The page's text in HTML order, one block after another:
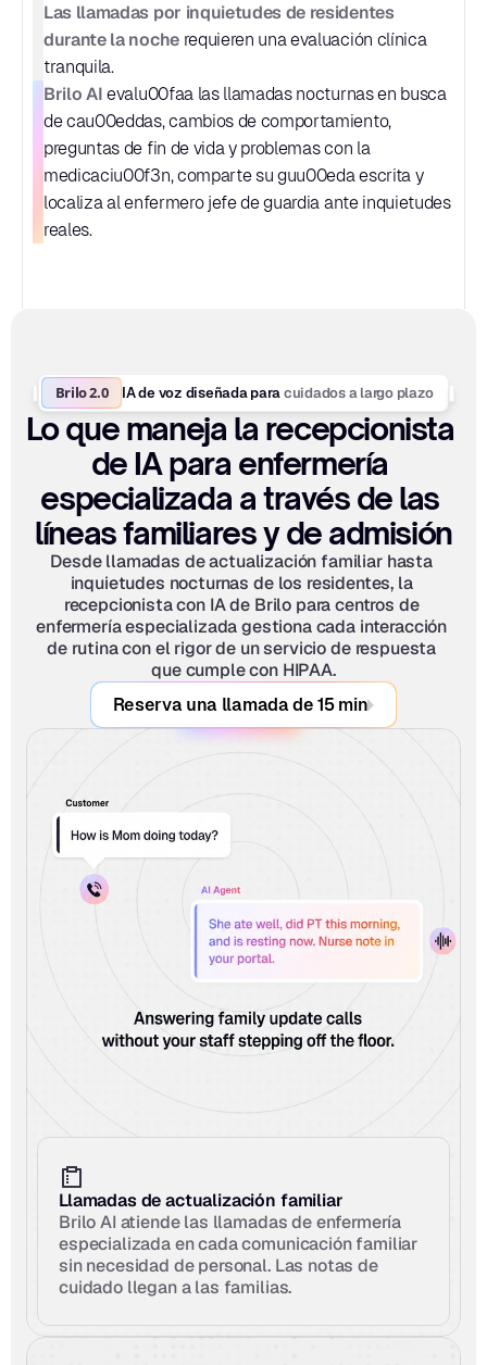
Las llamadas por inquietudes de residentes
durante la noche requieren una evaluación clínica
tranquila.
Brilo AI evalu00faa las llamadas nocturnas en busca
de cau00eddas, cambios de comportamiento,
preguntas de fin de vida y problemas con la
medicaciu00f3n, comparte su guu00eda escrita y
localiza al enfermero jefe de guardia ante inquietudes
reales.
Brilo 2.0 IA de voz diseñada para cuidados a largo plazo
Lo que maneja la recepcionista
de IA para enfermería
especializada a través de las
líneas familiares y de admisión
Desde llamadas de actualización familiar hasta
inquietudes nocturnas de los residentes, la
recepcionista con IA de Brilo para centros de
enfermería especializada gestiona cada interacción
de rutina con el rigor de un servicio de respuesta
que cumple con HIPAA.
Reserva una llamada de 15 min
Llamadas de actualización familiar
Brilo AI atiende las llamadas de enfermería
especializada en cada comunicación familiar
sin necesidad de personal. Las notas de
cuidado llegan a las familias.